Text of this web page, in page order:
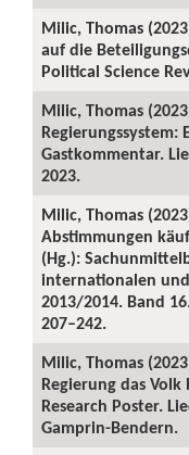
Milic, Thomas
auf die
Political Science
Milic, Thomas
Regierungssystem:
Gastkommentar.
2023.
Milic, Thomas
Abstimmungen
(Hg.):
internationalen
2013/2014. Band
207–242.
Milic, Thomas
Regierung das
Research Poster.
Gamprin-Bendern.